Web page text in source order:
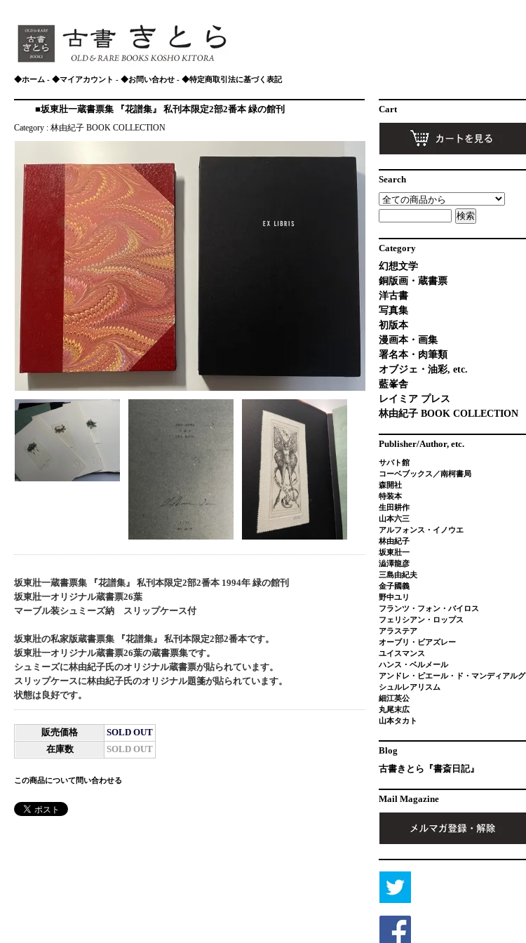
◆ホーム - ◆マイアカウント - ◆お問い合わせ - ◆特定商取引法に基づく表記
■坂東壯一蔵書票集 『花譜集』 私刊本限定2部2番本 緑の館刊
Category : 林由紀子 BOOK COLLECTION
坂東壯一蔵書票集 『花譜集』 私刊本限定2部2番本 1994年 緑の館刊
坂東壯一オリジナル蔵書票26葉
マーブル装シュミーズ納 スリップケース付
坂東壯の私家版蔵書票集 『花譜集』 私刊本限定2部2番本です。
坂東壯一オリジナル蔵書票26葉の蔵書票集です。
シュミーズに林由紀子氏のオリジナル蔵書票が貼られています。
スリップケースに林由紀子氏のオリジナル題箋が貼られています。
状態は良好です。
販売価格
SOLD OUT
在庫数
SOLD OUT
この商品について問い合わせる
Cart
Search
Category
幻想文学
銅版画・蔵書票
洋古書
写真集
初版本
漫画本・画集
署名本・肉筆類
オブジェ・油彩, etc.
藍峯舎
レイミア プレス
林由紀子 BOOK COLLECTION
Publisher/Author, etc.
サバト館
コーベブックス／南柯書局
森開社
特装本
生田耕作
山本六三
アルフォンス・イノウエ
林由紀子
坂東壯一
澁澤龍彦
三島由紀夫
金子國義
野中ユリ
フランツ・フォン・バイロス
フェリシアン・ロップス
アラステア
オーブリ・ビアズレー
ユイスマンス
ハンス・ベルメール
アンドレ・ピエール・ド・マンディアルグ
シュルレアリスム
細江英公
丸尾末広
山本タカト
Blog
古書きとら『書斎日記』
Mail Magazine